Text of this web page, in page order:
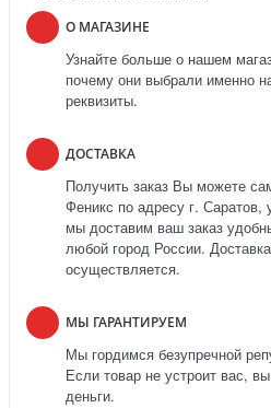
О МАГАЗИНЕ
Узнайте больше о нашем
почему они выбрали именно
реквизиты.
ДОСТАВКА
Получить заказ Вы можете
Феникс по адресу г.
мы доставим ваш заказ
любой город России.
осуществляется.
МЫ ГАРАНТИРУЕМ
Мы гордимся безупречной
Если товар не устроит вас,
деньги.